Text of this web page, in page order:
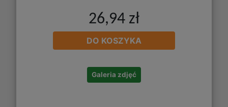
26,94 zł
DO KOSZYKA
Galeria zdjęć